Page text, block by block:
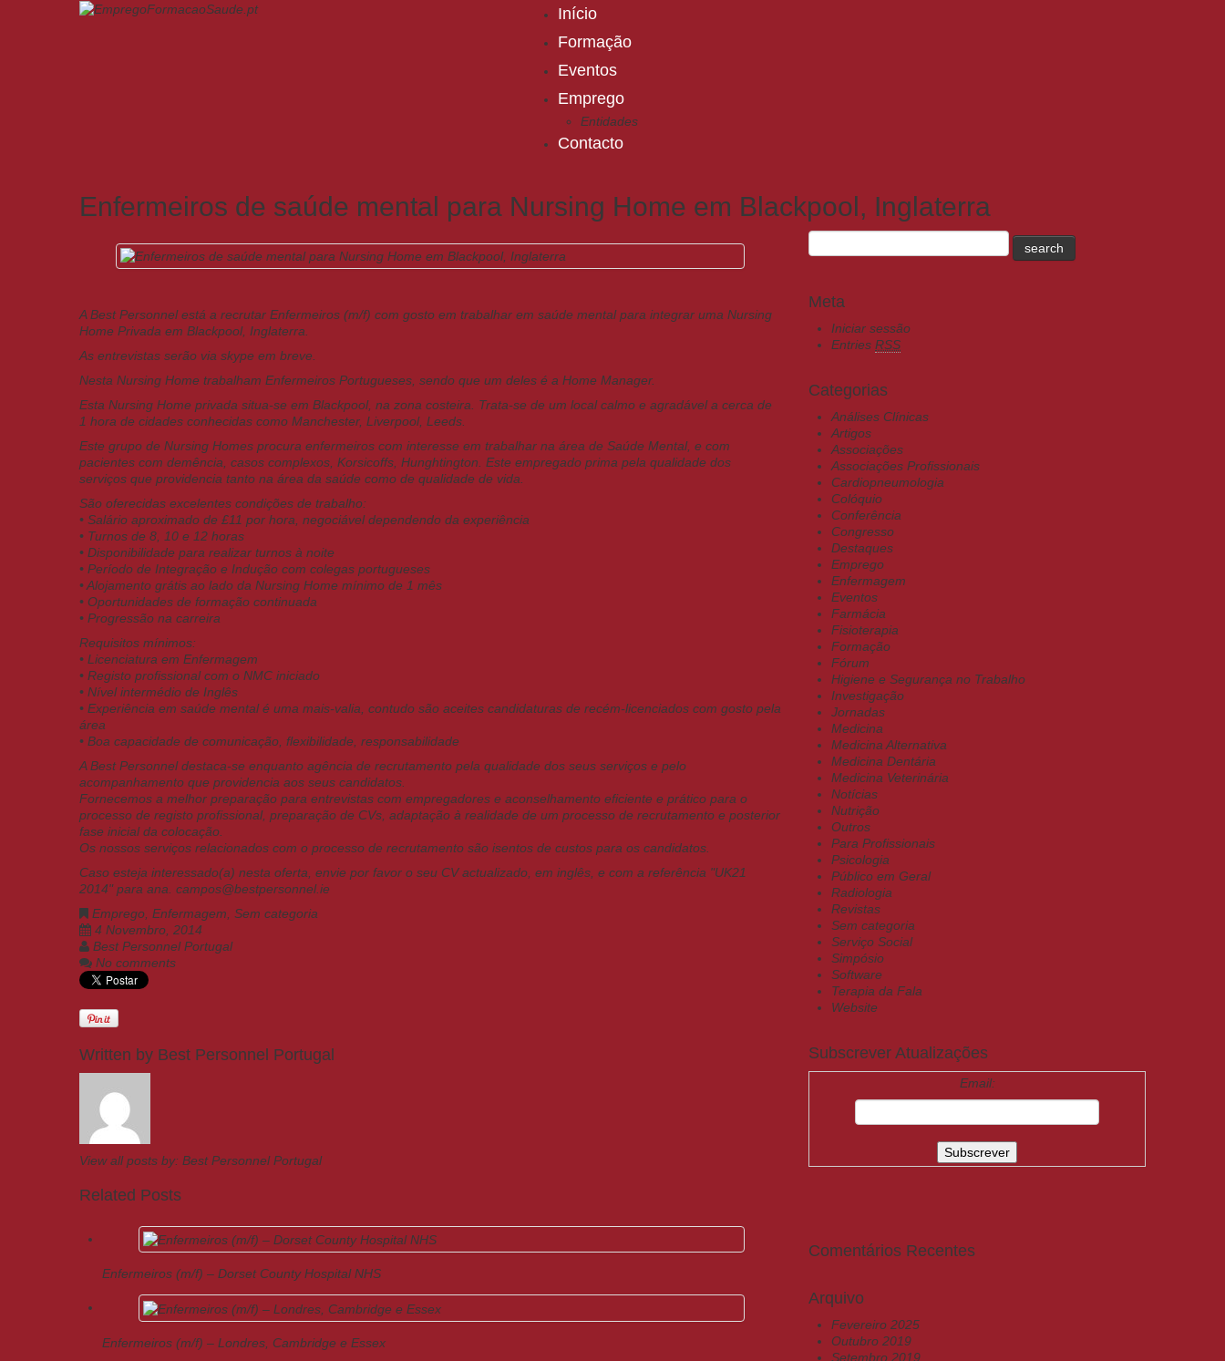
Início
Formação
Eventos
Emprego
Entidades
Contacto
Enfermeiros de saúde mental para Nursing Home em Blackpool, Inglaterra
A Best Personnel está a recrutar Enfermeiros (m/f) com gosto em trabalhar em saúde mental para integrar uma Nursing
Home Privada em Blackpool, Inglaterra.
As entrevistas serão via skype em breve.
Nesta Nursing Home trabalham Enfermeiros Portugueses, sendo que um deles é a Home Manager.
Esta Nursing Home privada situa-se em Blackpool, na zona costeira. Trata-se de um local calmo e agradável a cerca de
1 hora de cidades conhecidas como Manchester, Liverpool, Leeds.
Este grupo de Nursing Homes procura enfermeiros com interesse em trabalhar na área de Saúde Mental, e com
pacientes com demência, casos complexos, Korsicoffs, Hunghtington. Este empregado prima pela qualidade dos
serviços que providencia tanto na área da saúde como de qualidade de vida.
São oferecidas excelentes condições de trabalho:
• Salário aproximado de £11 por hora, negociável dependendo da experiência
• Turnos de 8, 10 e 12 horas
• Disponibilidade para realizar turnos à noite
• Período de Integração e Indução com colegas portugueses
• Alojamento grátis ao lado da Nursing Home mínimo de 1 mês
• Oportunidades de formação continuada
• Progressão na carreira
Requisitos mínimos:
• Licenciatura em Enfermagem
• Registo profissional com o NMC iniciado
• Nível intermédio de Inglês
• Experiência em saúde mental é uma mais-valia, contudo são aceites candidaturas de recém-licenciados com gosto pela
área
• Boa capacidade de comunicação, flexibilidade, responsabilidade
A Best Personnel destaca-se enquanto agência de recrutamento pela qualidade dos seus serviços e pelo
acompanhamento que providencia aos seus candidatos.
Fornecemos a melhor preparação para entrevistas com empregadores e aconselhamento eficiente e prático para o
processo de registo profissional, preparação de CVs, adaptação à realidade de um processo de recrutamento e posterior
fase inicial da colocação.
Os nossos serviços relacionados com o processo de recrutamento são isentos de custos para os candidatos.
Caso esteja interessado(a) nesta oferta, envie por favor o seu CV actualizado, em inglês, e com a referência "UK21
2014" para ana. campos@bestpersonnel.ie
Emprego Enfermagem Sem categoria
4 Novembro, 2014
Best Personnel Portugal
No comments
Written by Best Personnel Portugal
View all posts by: Best Personnel Portugal
Related Posts
Enfermeiros (m/f) – Dorset County Hospital NHS
Enfermeiros (m/f) – Londres, Cambridge e Essex
Meta
Iniciar sessão
Entries RSS
Categorias
Análises Clínicas
Artigos
Associações
Associações Profissionais
Cardiopneumologia
Colóquio
Conferência
Congresso
Destaques
Emprego
Enfermagem
Eventos
Farmácia
Fisioterapia
Formação
Fórum
Higiene e Segurança no Trabalho
Investigação
Jornadas
Medicina
Medicina Alternativa
Medicina Dentária
Medicina Veterinária
Notícias
Nutrição
Outros
Para Profissionais
Psicologia
Público em Geral
Radiologia
Revistas
Sem categoria
Serviço Social
Simpósio
Software
Terapia da Fala
Website
Subscrever Atualizações
Email:
Comentários Recentes
Arquivo
Fevereiro 2025
Outubro 2019
Setembro 2019